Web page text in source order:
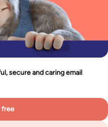
secure and caring email
free